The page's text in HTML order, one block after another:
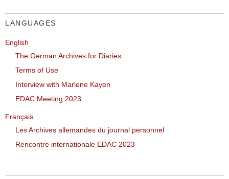
LANGUAGES
English
The German Archives for Diaries
Terms of Use
Interview with Marlene Kayen
EDAC Meeting 2023
Français
Les Archives allemandes du journal personnel
Rencontre internationale EDAC 2023